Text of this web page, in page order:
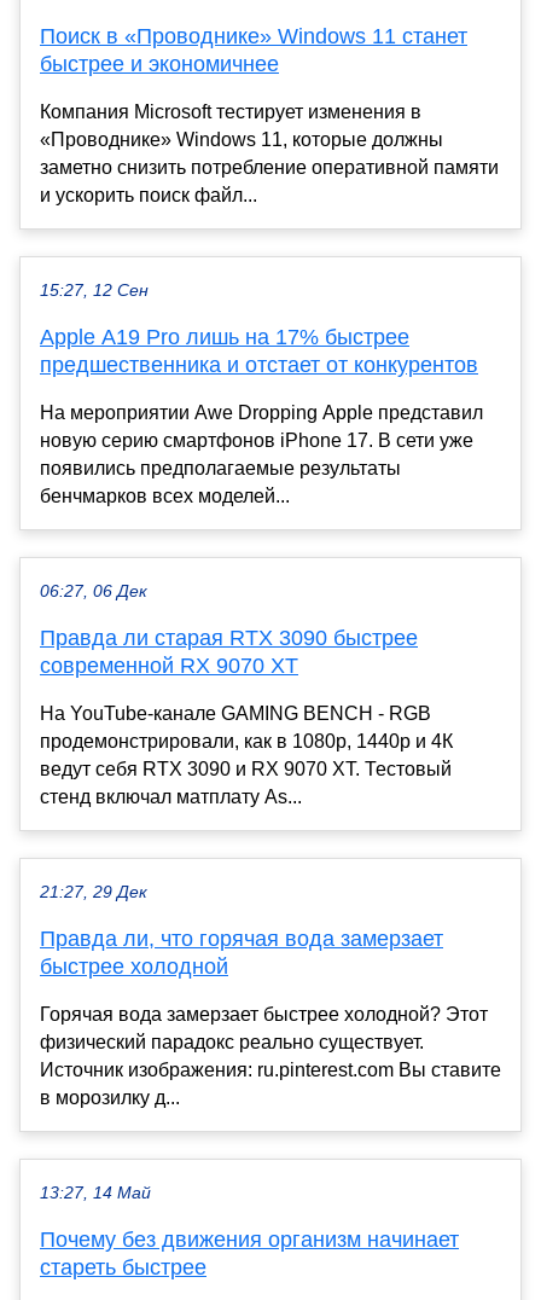
Поиск в «Проводнике» Windows 11 станет
быстрее и экономичнее
Компания Microsoft тестирует изменения в
«Проводнике» Windows 11, которые должны
заметно снизить потребление оперативной памяти
и ускорить поиск файл...
15:27, 12 Сен
Apple A19 Pro лишь на 17% быстрее
предшественника и отстает от конкурентов
На мероприятии Awe Dropping Apple представил
новую серию смартфонов iPhone 17. В сети уже
появились предполагаемые результаты
бенчмарков всех моделей...
06:27, 06 Дек
Правда ли старая RTX 3090 быстрее
современной RX 9070 XT
На YouTube-канале GAMING BENCH - RGB
продемонстрировали, как в 1080р, 1440р и 4К
ведут себя RTX 3090 и RX 9070 XT. Тестовый
стенд включал матплату As...
21:27, 29 Дек
Правда ли, что горячая вода замерзает
быстрее холодной
Горячая вода замерзает быстрее холодной? Этот
физический парадокс реально существует.
Источник изображения: ru.pinterest.com Вы ставите
в морозилку д...
13:27, 14 Май
Почему без движения организм начинает
стареть быстрее